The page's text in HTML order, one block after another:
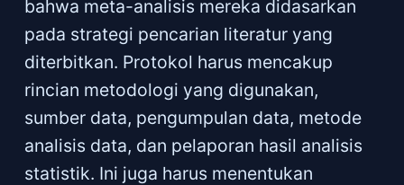
bahwa meta-analisis mereka didasarkan
pada strategi pencarian literatur yang
diterbitkan. Protokol harus mencakup
rincian metodologi yang digunakan,
sumber data, pengumpulan data, metode
analisis data, dan pelaporan hasil analisis
statistik. Ini juga harus menentukan